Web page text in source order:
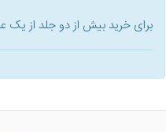
برای خرید بیش از دو جلد از